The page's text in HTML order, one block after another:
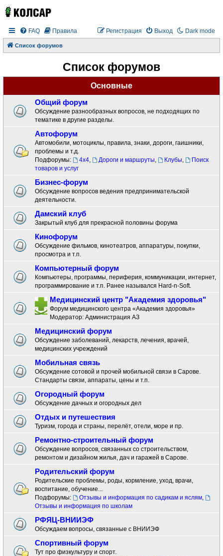
Dark mode
FAQ Правила Выход
Регистрация
Список форумов
Список форумов
Основные
Общий форум
Обсуждение разнообразных вопросов, не подходящих по
тематике в другие разделы.
Автофорум
Автомобили, мотоциклы, правила, знаки, дороги, гаишники,
проблемы и т.д.
Подфорумы:
4x4, Дороги и маршруты, Клубы,
Поиск
товаров и услуг
Бизнес-форум
Обсуждение вопросов ведения предпринимательской
деятельности.
Дамский клуб
Закрытый клуб для прекрасной половины форума
Кинофорум
Обсуждение фильмов, кинотеатров, аппаратуры, покупки,
просмотра и т.п.
Компьютерный форум
Компьютеры, программы, периферия, коммуникации, интернет,
программирование и т.п. Ранее назывался Hard-n-Soft.
Медицинский центр "Академия здоровья"
Форум медицинского центра «Академия здоровья»
Модератор: Администрация АЗ
Медицинский форум
Обсуждение заболеваний, лекарств, лечения, врачей,
медицинских учреждений
Мобильная связь
Обсуждение сотовой и прочей мобильной связи в Сарове.
Стандарты связи, аппараты, цены и т.п.
Огородный форум
Обсуждение дачных и огородных дел
Отдых и путешествия
Туризм, города и страны, перелёт, отели, море и пр.
Ремонтно-строительный форум
Обсуждение вопросов, связанных со строительством,
ремонтом и дизайном жилья, дач и гаражей в Сарове.
Родительский форум
Родительские проблемы, роды, кормление, уход, врачи,
воспитание, обучение...
Подфорумы:
Отзывы и информация по садикам и яслям,
Отзывы и информация по школам
РФЯЦ-ВНИИЭФ
Обсуждаем вопросы, связанные с ВНИИЭФ
Спортивный форум
Тут про физкультуру и спорт.